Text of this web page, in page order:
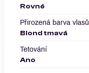
Rovné
Přirozená barva vlasů
Blond tmavá
Tetování
Ano